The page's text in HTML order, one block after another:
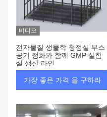
비디오
전자물질 생물학 청정실 부스
공기 정화와 함께 GMP 실험
실 생산 라인
가장 좋은 가격 을 구하라